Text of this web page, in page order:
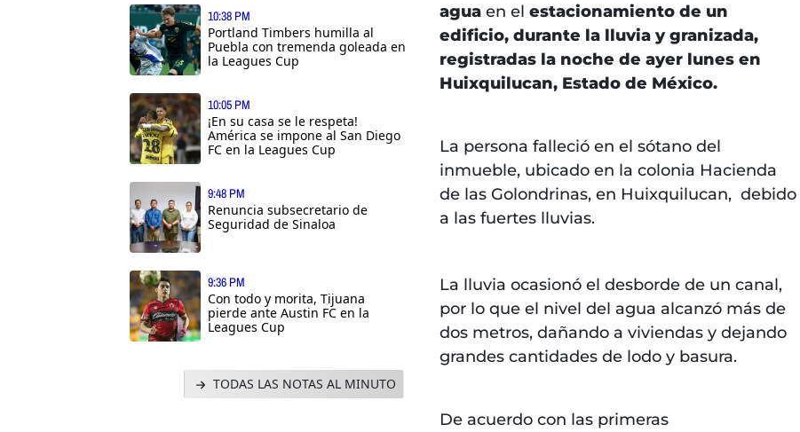
10:38 PM
Portland Timbers humilla al
Puebla con tremenda goleada en
la Leagues Cup
10:05 PM
¡En su casa se le respeta!
América se impone al San Diego
FC en la Leagues Cup
9:48 PM
Renuncia subsecretario de
Seguridad de Sinaloa
9:36 PM
Con todo y morita, Tijuana
pierde ante Austin FC en la
Leagues Cup
TODAS LAS NOTAS AL MINUTO
agua en el estacionamiento de un
edificio, durante la lluvia y granizada,
registradas la noche de ayer lunes en
Huixquilucan, Estado de México.
La persona falleció en el sótano del
inmueble, ubicado en la colonia Hacienda
de las Golondrinas, en Huixquilucan, debido
a las fuertes lluvias.
La lluvia ocasionó el desborde de un canal,
por lo que el nivel del agua alcanzó más de
dos metros, dañando a viviendas y dejando
grandes cantidades de lodo y basura.
De acuerdo con las primeras